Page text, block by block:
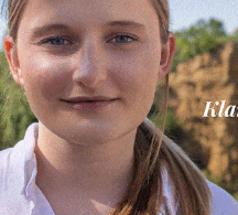
In vetrina 6 Agosto 2026